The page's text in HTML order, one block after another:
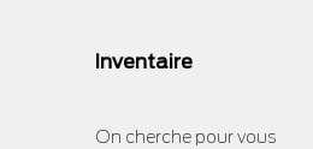
Inventaire
On cherche pour vous